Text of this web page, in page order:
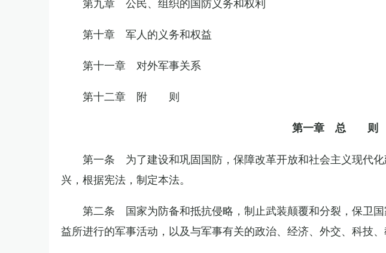
第十章 军人的义务和权益
第十一章 对外军事关系
第十二章 附 则
第一章 总 则
第一条 为了建设和巩固国防，保障改革开放和社会主义现代
兴，根据宪法，制定本法。
第二条 国家为防备和抵抗侵略，制止武装颠覆和分裂，保卫
益所进行的军事活动，以及与军事有关的政治、经济、外交、科技、